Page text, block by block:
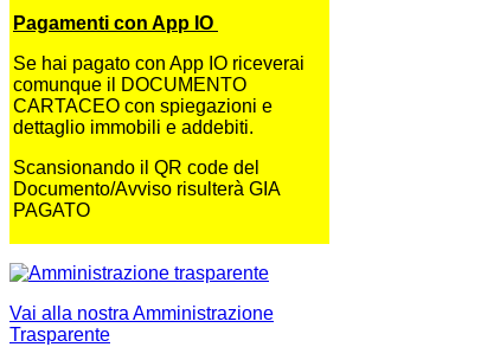
Pagamenti con App IO
Se hai pagato con App IO riceverai
comunque il DOCUMENTO
CARTACEO con spiegazioni e
dettaglio immobili e addebiti.
Scansionando il QR code del
Documento/Avviso risulterà GIA
PAGATO
Vai alla nostra Amministrazione
Trasparente